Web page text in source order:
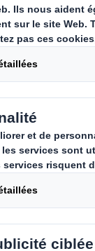
elles
et